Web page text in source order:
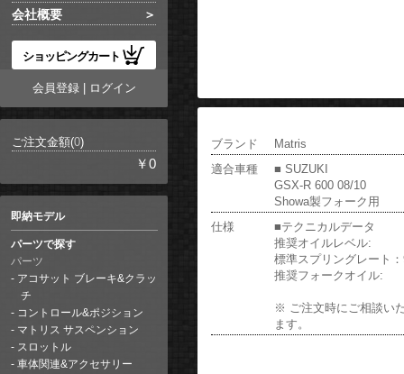
会社概要
ショッピングカート
会員登録| ログイン
ご注文金額(0)
￥0
即納モデル
パーツで探す
パーツ
アコサット ブレーキ&クラッ
チ
コントロール&ポジション
マトリス サスペンション
スロットル
車体関連&アクセサリー
ブランド
Matris
適合車種
■ SUZUKI
GSX-R 600 08/10
Showa製フォーク用
仕様
■テクニカルデータ
推奨オイルレベル:
標準スプリングレート
推奨フォークオイル:
※ ご注文時にご相談い
ます。